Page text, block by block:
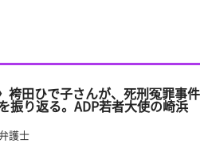
袴田ひで子さんが、死刑冤罪事件
振り返る。ADP若者大使の崎浜
護士